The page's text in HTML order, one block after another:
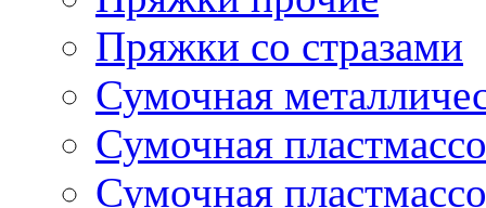
Пряжки со стразами
Сумочная
Сумочная
Сумочная